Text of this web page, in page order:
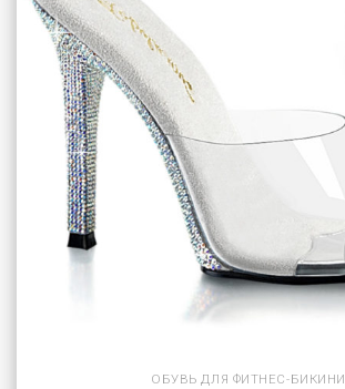
ОБУВЬ ДЛЯ ФИТНЕС-БИКИНИ